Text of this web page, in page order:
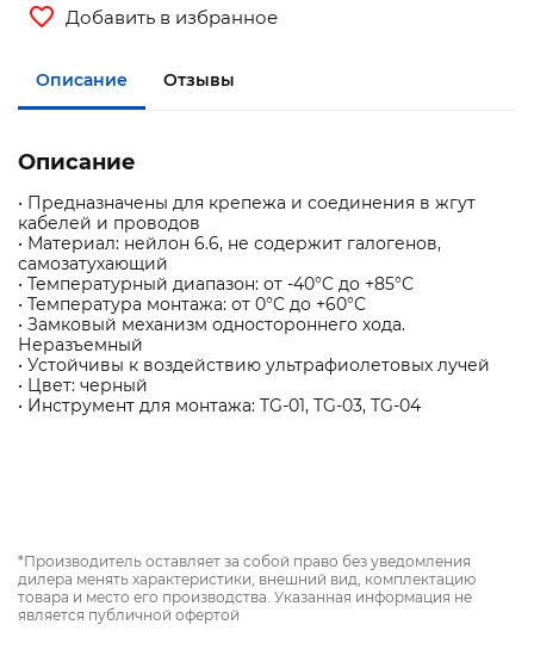
Добавить в избранное
Описание Отзывы
Описание
• Предназначены для крепежа и соединения в жгут
кабелей и проводов
• Материал: нейлон 6.6, не содержит галогенов,
самозатухающий
• Температурный диапазон: от -40°C до +85°C
• Температура монтажа: от 0°C до +60°C
• Замковый механизм одностороннего хода.
Неразъемный
• Устойчивы к воздействию ультрафиолетовых лучей
• Цвет: черный
• Инструмент для монтажа: TG-01, TG-03, TG-04
*Производитель оставляет за собой право без уведомления
дилера менять характеристики, внешний вид, комплектацию
товара и место его производства. Указанная информация не
является публичной офертой